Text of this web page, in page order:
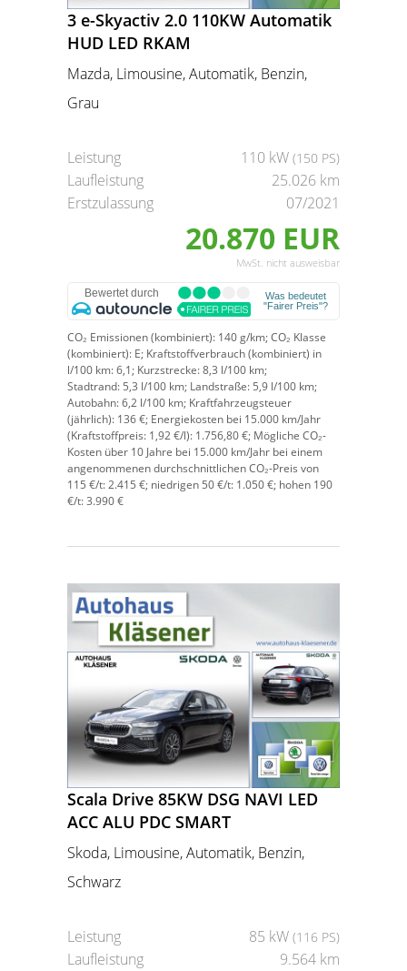
3 e-Skyactiv 2.0 110KW Automatik
HUD LED RKAM
Mazda, Limousine, Automatik, Benzin,
Grau
Leistung 110 kW (150 PS)
Laufleistung
25.026 km
Erstzulassung
07/2021
20.870 EUR
MwSt. nicht ausweisbar
CO₂ Emissionen (kombiniert): 140 g/km;CO₂ Klasse
(kombiniert): E; Kraftstoffverbrauch (kombiniert) in
l/100 km:6,1; Kurzstrecke:8,3 l/100 km;
Stadtrand: 5,3 l/100 km; Landstraße: 5,9 l/100 km;
Autobahn:6,2 l/100 km; Kraftfahrzeugsteuer
(jährlich): 136 €; Energiekosten bei 15.000 km/Jahr
(Kraftstoffpreis: 1,92€/l): 1.756,80 €; Mögliche CO₂-
Kosten über 10 Jahre bei 15.000 km/Jahr bei einem
angenommenen durchschnittlichen CO₂-Preis von
115 €/t:2.415 €; niedrigen 50 €/t: 1.050 €; hohen 190
€/t: 3.990 €
Scala Drive 85KW DSG NAVI LED
ACC ALU PDC SMART
Skoda, Limousine, Automatik, Benzin,
Schwarz
Leistung 85 kW (116 PS)
Laufleistung
9.564 km